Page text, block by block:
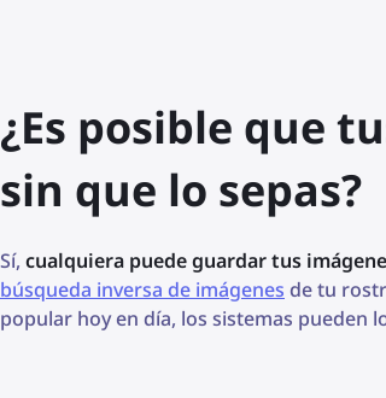
¿Es posible que
sin que lo sepas?
Sí, cualquiera puede guardar tus
búsqueda inversa de imágenes de tu
popular hoy en día, los sistemas pueden